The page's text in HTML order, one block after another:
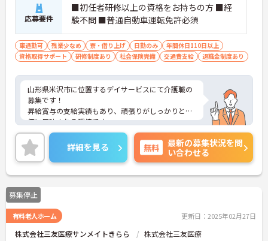
応募要件
■初任者研修以上の資格をお持ちの方 ■経
験不問 ■普通自動車運転免許必須
車通勤可 残業少なめ 寮・借り上げ 日勤のみ
年間休日110日以上
資格取得サポート
研修制度あり 社会保険完備 交通費支給 退職金制度あり
山形県米沢市に位置するデイサービスにて介護職の
募集です！
昇給賞与の支給実績もあり、頑張りがしっかりと評
価に反映される環境です。
ご興味ある方には、面接対策ポイントなど、さらに
詳細をお話しいたしますのでお気軽にご相談くださ
い！
詳細を見る 無料
最新の募集状況を問
い合わせる
募集停止
有料老人ホーム 更新日：2025年02月27日
株式会社三友医療サンメイトきらら 株式会社三友医療